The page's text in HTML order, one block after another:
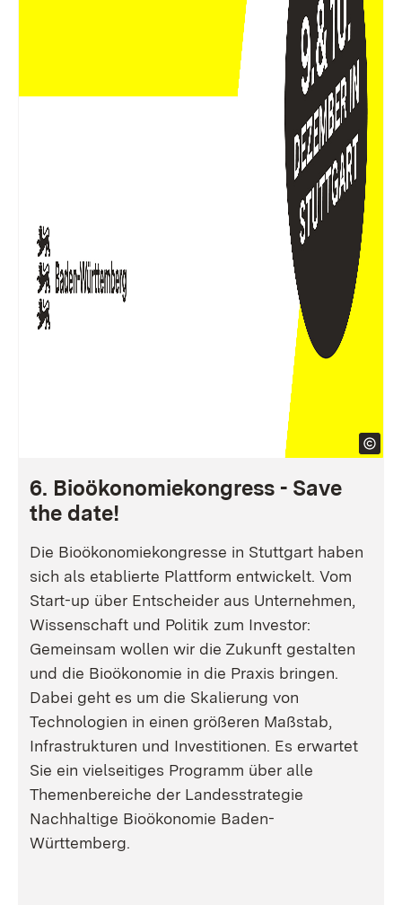
6. Bioökonomiekongress - Save
the date!
Die Bioökonomiekongresse in Stuttgart haben
sich als etablierte Plattform entwickelt. Vom
Start-up über Entscheider aus Unternehmen,
Wissenschaft und Politik zum Investor:
Gemeinsam wollen wir die Zukunft gestalten
und die Bioökonomie in die Praxis bringen.
Dabei geht es um die Skalierung von
Technologien in einen größeren Maßstab,
Infrastrukturen und Investitionen. Es erwartet
Sie ein vielseitiges Programm über alle
Themenbereiche der Landesstrategie
Nachhaltige Bioökonomie Baden-
Württemberg.